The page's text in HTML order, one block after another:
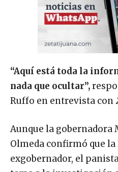
“Aquí está toda la
nada que ocultar”,
Ruffo en entrevista con
Aunque la gobernadora
Olmeda confirmó que
exgobernador, el